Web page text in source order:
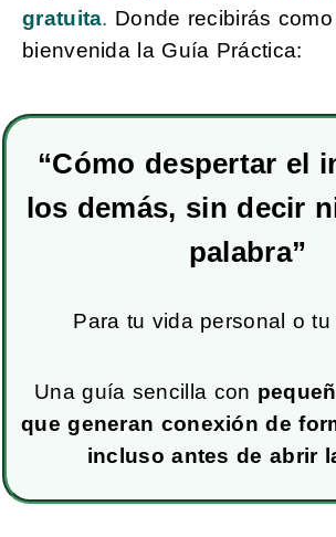
gratuita. Donde recibirás
bienvenida la Guía Práctica:
“Cómo despertar el
los demás, sin decir
palabra”
Para tu vida personal o tu
Una guía sencilla con
que generan conexión de
incluso antes de abrir